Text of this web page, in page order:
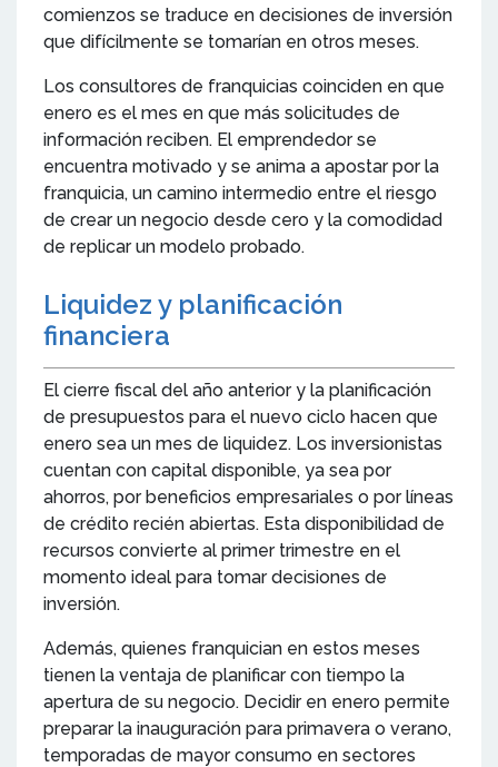
comienzos se traduce en decisiones de inversión
que difícilmente se tomarían en otros meses.
Los consultores de franquicias coinciden en que
enero es el mes en que más solicitudes de
información reciben. El emprendedor se
encuentra motivado y se anima a apostar por la
franquicia, un camino intermedio entre el riesgo
de crear un negocio desde cero y la comodidad
de replicar un modelo probado.
Liquidez y planificación
financiera
El cierre fiscal del año anterior y la planificación
de presupuestos para el nuevo ciclo hacen que
enero sea un mes de liquidez. Los inversionistas
cuentan con capital disponible, ya sea por
ahorros, por beneficios empresariales o por líneas
de crédito recién abiertas. Esta disponibilidad de
recursos convierte al primer trimestre en el
momento ideal para tomar decisiones de
inversión.
Además, quienes franquician en estos meses
tienen la ventaja de planificar con tiempo la
apertura de su negocio. Decidir en enero permite
preparar la inauguración para primavera o verano,
temporadas de mayor consumo en sectores